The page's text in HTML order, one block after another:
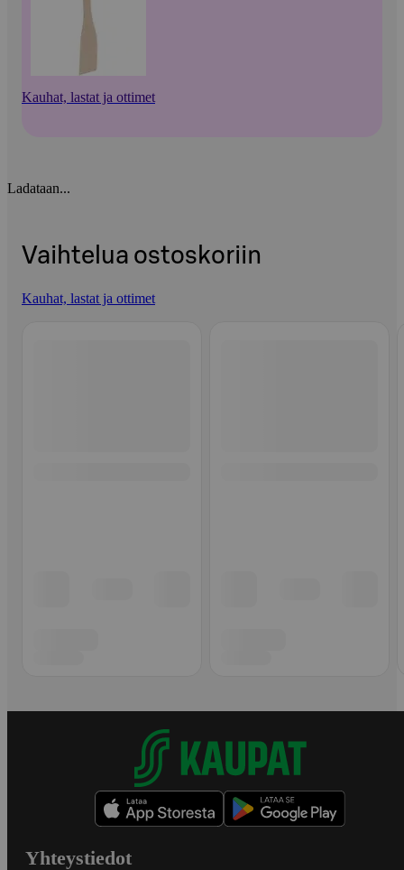
Kauhat, lastat ja ottimet
Ladataan...
Vaihtelua ostoskoriin
Kauhat, lastat ja ottimet
Yhteystiedot